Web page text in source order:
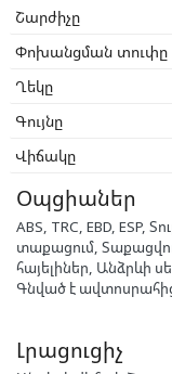
Շարժիչը
Փոխանցման տուփը
Ղեկը
Գույնը
Վիճակը
Օպցիաներ
ABS, TRC, EBD, ESP,
տաքացում,
հայելիներ, Անձրևի
Գնված է
Լրացուցիչ